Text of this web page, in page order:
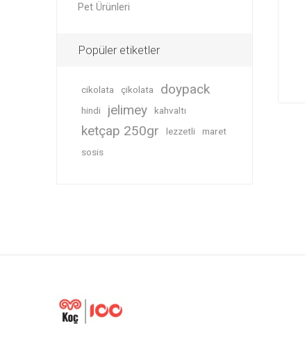
Pet Ürünleri
Popüler etiketler
cikolata çikolata doypack
hindi jelimey kahvaltı
ketçap 250gr lezzetli
maret
sosis